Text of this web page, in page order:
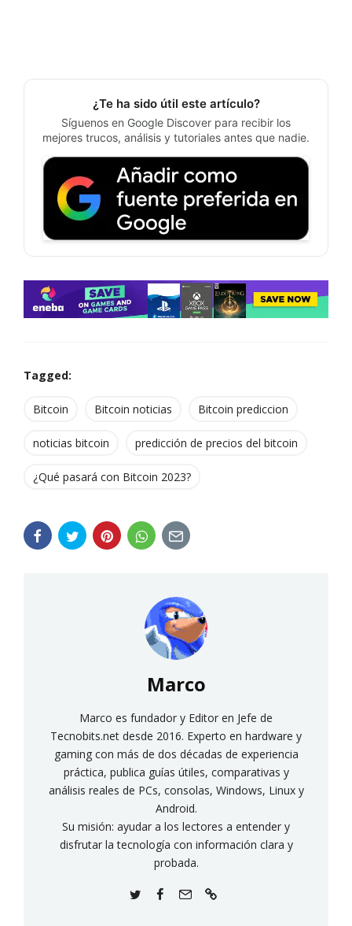
¿Te ha sido útil este artículo?
Síguenos en Google Discover para recibir los
mejores trucos, análisis y tutoriales antes que nadie.
Tagged:
Bitcoin Bitcoin noticias Bitcoin prediccion
noticias bitcoin predicción de precios del bitcoin
¿Qué pasará con Bitcoin 2023?
Marco
Marco es fundador y Editor en Jefe de
Tecnobits.net desde 2016. Experto en hardware y
gaming con más de dos décadas de experiencia
práctica, publica guías útiles, comparativas y
análisis reales de PCs, consolas, Windows, Linux y
Android.
Su misión: ayudar a los lectores a entender y
disfrutar la tecnología con información clara y
probada.